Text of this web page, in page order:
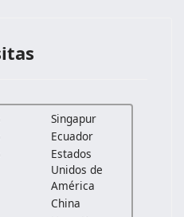
Singapur
Ecuador
Estados
Unidos de
América
China